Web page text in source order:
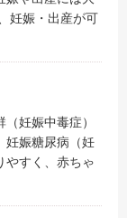
妊娠・出産が可
妊娠中毒症）
妊娠糖尿病（妊
やすく、赤ちゃ